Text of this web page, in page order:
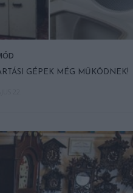
GÉPEK MÉG MŰKÖDNEK!